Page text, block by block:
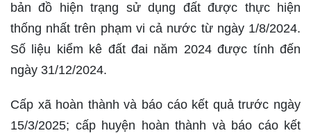
bản đồ hiện trạng sử dụng đất được thực hiện
thống nhất trên phạm vi cả nước từ ngày 1/8/2024.
Số liệu kiểm kê đất đai năm 2024 được tính đến
ngày 31/12/2024.
Cấp xã hoàn thành và báo cáo kết quả trước ngày
15/3/2025; cấp huyện hoàn thành và báo cáo kết